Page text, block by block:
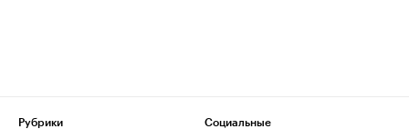
Рубрики
Социальные